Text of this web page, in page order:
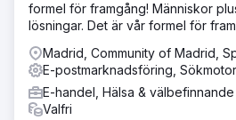
formel för framgång! Människor
lösningar. Det är vår formel för
Madrid, Community of Madrid,
E-postmarknadsföring,
E-handel, Hälsa & välbefinnande
Valfri